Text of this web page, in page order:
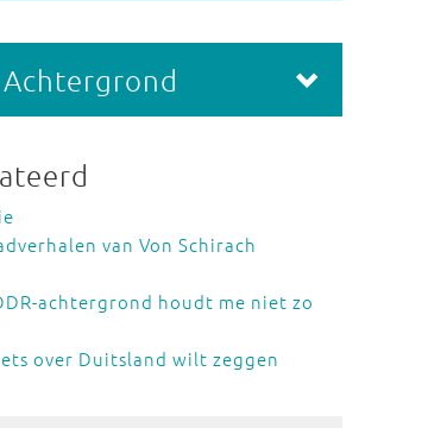
van Von Schirach
achtergrond houdt me niet zo
over Duitsland wilt zeggen